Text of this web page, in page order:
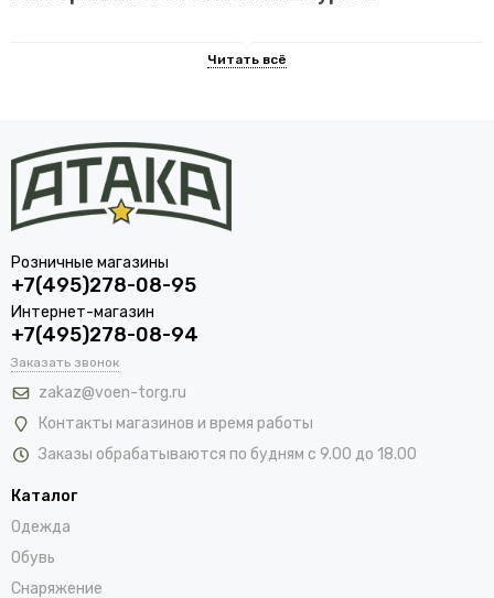
При изготовлении могут использоваться различные
материалы, каждый со своими преимуществами и
недостатками:
хлопок — прочные, долговечные и недорогие, отлично
держат узел;
других видах физической активности;
кожа — очень долговечные, устойчивы к внешним
воздействиям, стильно выглядят, но при этом могут
Розничные магазины
+7(495)278-08-95
Интернет-магазин
+7(495)278-08-94
Заказать звонок
zakaz@voen-torg.ru
Контакты магазинов и время работы
Заказы обрабатываются по будням с 9.00 до 18.00
Каталог
Одежда
Обувь
Снаряжение